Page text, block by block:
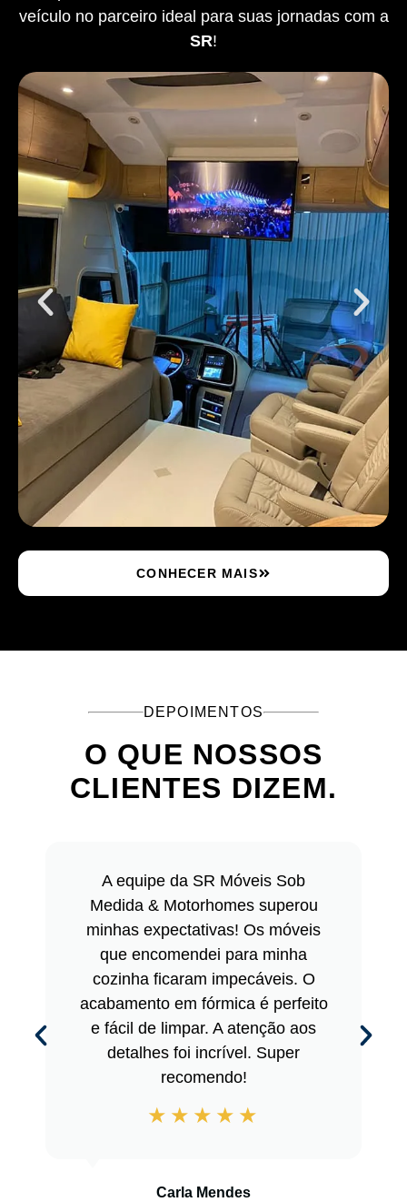
veículo no parceiro ideal para suas jornadas com a
SR!
CONHECER MAIS
DEPOIMENTOS
O QUE NOSSOS
CLIENTES DIZEM.
A equipe da SR Móveis Sob
Medida & Motorhomes superou
minhas expectativas! Os móveis
que encomendei para minha
cozinha ficaram impecáveis. O
acabamento em fórmica é perfeito
e fácil de limpar. A atenção aos
detalhes foi incrível. Super
recomendo!
Carla Mendes